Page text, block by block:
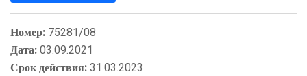
Номер: 75281/08
Дата:03.09.2021
Срок действия:31.03.2023